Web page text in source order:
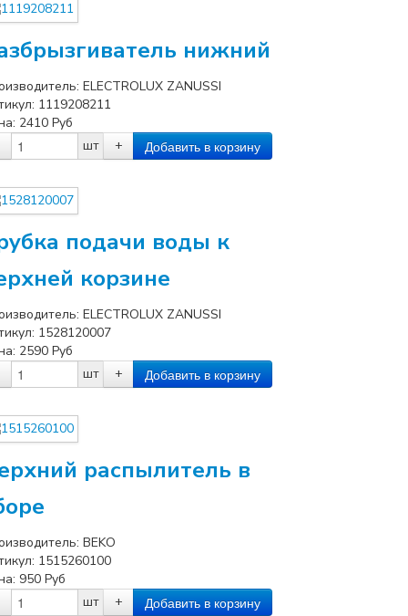
нижний
ELECTROLUX ZANUSSI
1119208211
2410 Руб
шт
+
подачи воды к
корзине
ELECTROLUX ZANUSSI
1528120007
2590 Руб
шт
+
распылитель в
BEKO
1515260100
950 Руб
шт
+